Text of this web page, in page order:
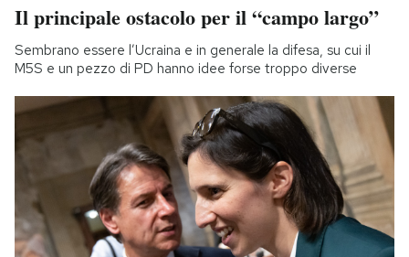
Il principale ostacolo per il “campo largo”
Sembrano essere l’Ucraina e in generale la difesa, su cui il
M5S e un pezzo di PD hanno idee forse troppo diverse